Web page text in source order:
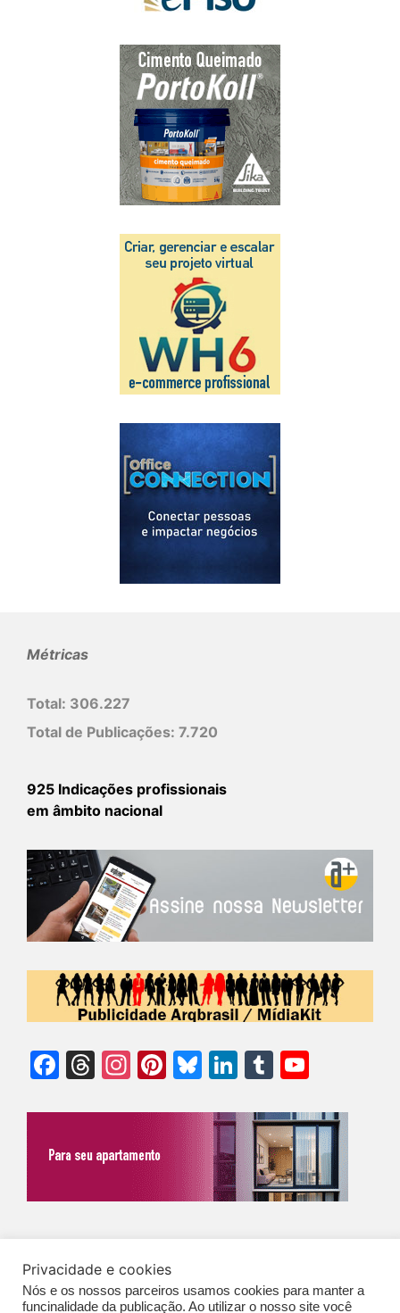
Métricas
Total: 306.227
Total de Publicações: 7.720
925 Indicações profissionais
em âmbito nacional
Facebook
Threads
Instagram
Pinterest
Bluesky
LinkedIn
Tumblr
Expediente|Contato|Newsletter
GERAIS DE PUBLICAÇÃO (CGP)
Privacidade e cookies
Nós e os nossos parceiros usamos cookies para manter a
funcinalidade da publicação. Ao utilizar o nosso site você